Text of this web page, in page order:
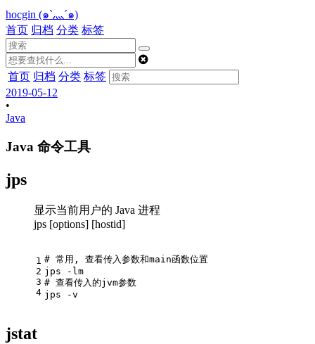
hocgin (๑`灬´๑)
首页 归档 分类 标签
首页 归档 分类 标签
2019-05-12
•
Java
Java 命令工具
jps
显示当前用户的 Java 进程
jps [options] [hostid]
1
2
3
4
# 常用, 查看传入参数和main函数位置
jps -lm
# 查看传入的jvm参数
jps -v
jstat